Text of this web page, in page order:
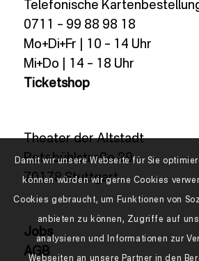
Telefonische
0711 – 99 88 98 18
Mo+Di+Fr | 10 – 14 Uhr
Mi+Do | 14 – 18 Uhr
Ticketshop
Theater der Altstadt
Rotebühlstraße 89
70178 Stuttgart
Jobs
AGB
Damit wir unsere Webseite für Sie
können würden wir gerne Cookies
Cookies gebraucht, um Funktionen von
anbieten zu können, Zugriffe auf
analysieren und Informationen zur
Webseiten an unsere Partner in den